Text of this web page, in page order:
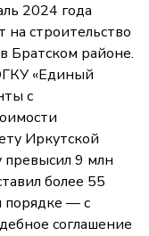
2024 года
на строительство
Братском районе.
«Единый
с
Иркутской
9 млн
более 55
порядке — с
соглашение